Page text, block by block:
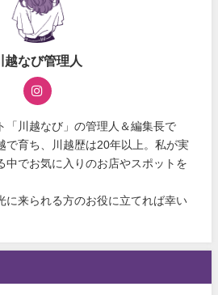
越なび管理人
「川越なび」の管理人＆編集長で
で育ち、川越歴は20年以上。私が実
中でお気に入りのお店やスポットを
に来られる方のお役に立てれば幸い